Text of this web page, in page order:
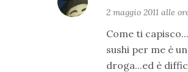
2 maggio 2011 alle
Come ti
sushi per me è
droga...ed è